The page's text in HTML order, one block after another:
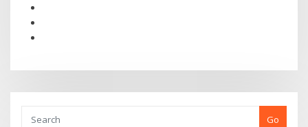
Go